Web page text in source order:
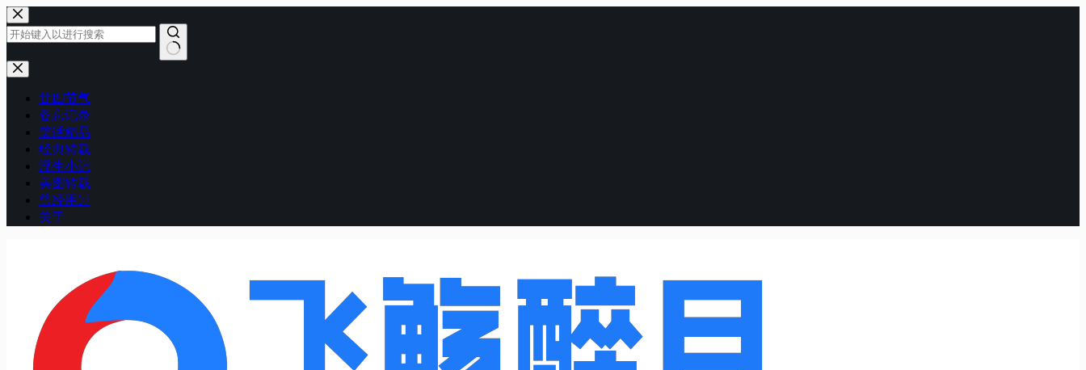
跳
至
内
容
无
廿四节气
备忘记录
笑话精品
经典转载
浮生小记
美图转载
曾经用过
关于